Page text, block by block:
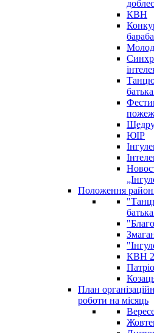
КВН
ЮІР
Положення
КВН
План
роботи на місяць